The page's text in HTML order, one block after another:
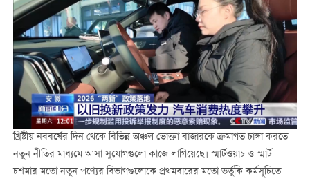
খ্রিষ্টীয় নববর্ষের দিন থেকে বিভিন্ন অঞ্চল ভোক্তা বাজারকে ক্রমাগত চাঙ্গা করতে
নতুন নীতির মাধ্যমে আসা সুযোগগুলো কাজে লাগিয়েছে। স্মার্টওয়াচ ও স্মার্ট
চশমার মতো নতুন পণ্যের বিভাগগুলোকে প্রথমবারের মতো ভর্তুকি কর্মসূচিতে